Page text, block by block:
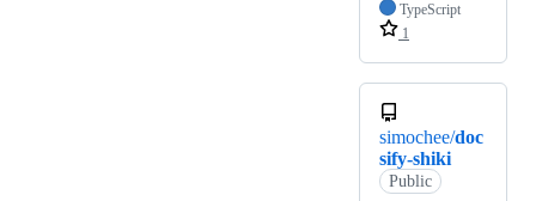
TypeScript
1
simochee/doc
sify-shiki
Public